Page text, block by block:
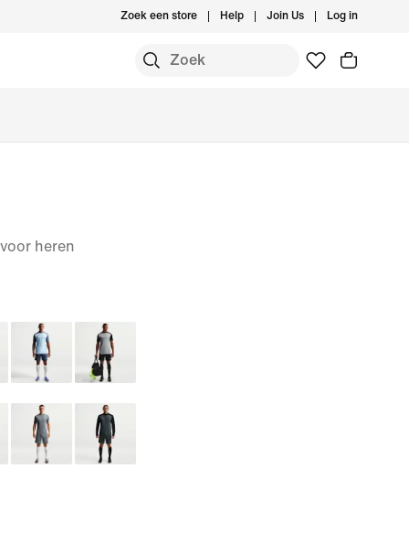
Zoek een store Help Join Us Log in
heren